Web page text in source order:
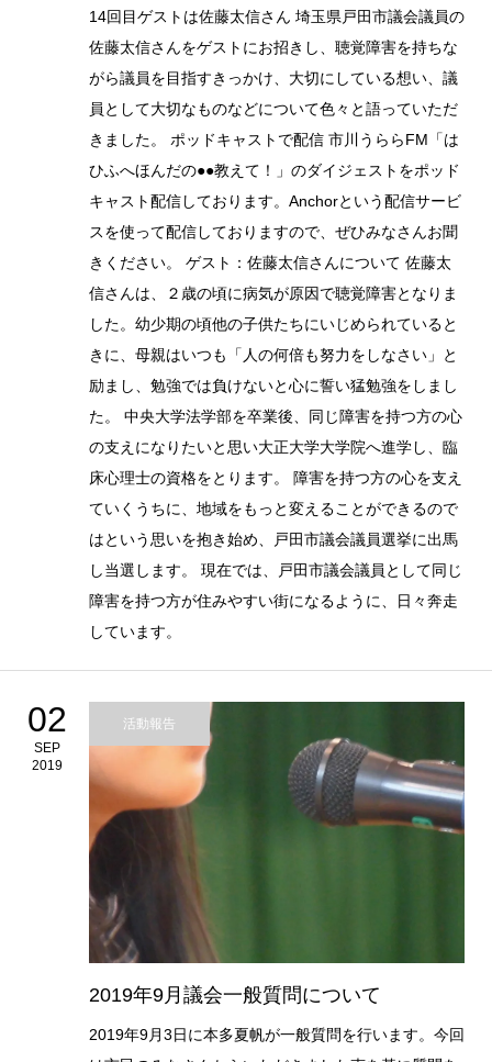
14回目ゲストは佐藤太信さん 埼玉県戸田市議会議員の
佐藤太信さんをゲストにお招きし、聴覚障害を持ちな
がら議員を目指すきっかけ、大切にしている想い、議
員として大切なものなどについて色々と語っていただ
きました。 ポッドキャストで配信 市川うららFM「は
ひふへほんだの●●教えて！」のダイジェストをポッド
キャスト配信しております。Anchorという配信サービ
スを使って配信しておりますので、ぜひみなさんお聞
きください。 ゲスト：佐藤太信さんについて 佐藤太
信さんは、２歳の頃に病気が原因で聴覚障害となりま
した。幼少期の頃他の子供たちにいじめられていると
きに、母親はいつも「人の何倍も努力をしなさい」と
励まし、勉強では負けないと心に誓い猛勉強をしまし
た。 中央大学法学部を卒業後、同じ障害を持つ方の心
の支えになりたいと思い大正大学大学院へ進学し、臨
床心理士の資格をとります。 障害を持つ方の心を支え
ていくうちに、地域をもっと変えることができるので
はという思いを抱き始め、戸田市議会議員選挙に出馬
し当選します。 現在では、戸田市議会議員として同じ
障害を持つ方が住みやすい街になるように、日々奔走
しています。
02
SEP
2019
活動報告
2019年9月議会一般質問について
2019年9月3日に本多夏帆が一般質問を行います。今回